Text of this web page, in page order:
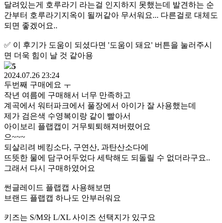
달려있는게 호루라기 라는걸 인지하지 못했는데 발견하는 순
간부터 호루라기지옥이 될꺼같아 무서워요... 다른걸로 대체도
되면 좋겠어요..
✅ 이 후기가 도움이 되셨다면 '도움이 돼요' 버튼을 눌러주시
면 더욱 힘이 날 것 같아용
5
2024.07.26 23:24
두번째 구매에요 ㅜ
작년 여름에 구매해서 너무 만족하고
계곡에서 워터파크에서 풀장에서 아이가 잘 사용했는데
제가 검은색 수영복이랑 같이 빨아서
아이보리 플랩캡이 거무퇴퇴해져버렸어요
으~~~
되살리려 베킹소다, 구연산, 과탄산소다에
뜨뜻한 물에 담구어두었다 세탁해도 되돌릴 수 없더라구요..
그래서 다시 구매하였어요
썬글레이드 플랩캡 사용해보면
브랜드 플랩캡 하나도 안부러워요
키즈는 S/M와 L/XL 사이즈 선택지가 있구요